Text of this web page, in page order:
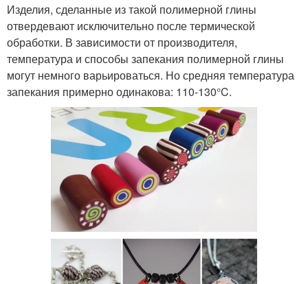
Изделия, сделанные из такой полимерной глины
отвердевают исключительно после термической
обработки. В зависимости от производителя,
температура и способы запекания полимерной глины
могут немного варьироваться. Но средняя температура
запекания примерно одинакова: 110-130°C.